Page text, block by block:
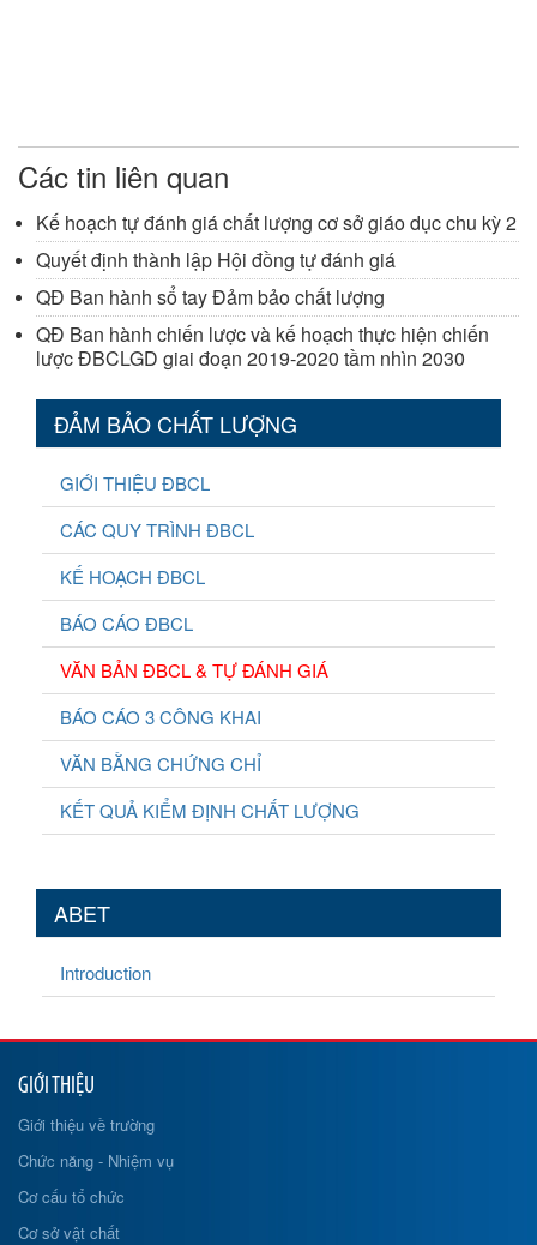
Các tin liên quan
Kế hoạch tự đánh giá chất lượng cơ sở giáo dục chu kỳ 2
Quyết định thành lập Hội đồng tự đánh giá
QĐ Ban hành sổ tay Đảm bảo chất lượng
QĐ Ban hành chiến lược và kế hoạch thực hiện chiến
lược ĐBCLGD giai đoạn 2019-2020 tầm nhìn 2030
ĐẢM BẢO CHẤT LƯỢNG
GIỚI THIỆU ĐBCL
CÁC QUY TRÌNH ĐBCL
KẾ HOẠCH ĐBCL
BÁO CÁO ĐBCL
VĂN BẢN ĐBCL & TỰ ĐÁNH GIÁ
BÁO CÁO 3 CÔNG KHAI
VĂN BẰNG CHỨNG CHỈ
KẾT QUẢ KIỂM ĐỊNH CHẤT LƯỢNG
ABET
Introduction
GIỚI THIỆU
Giới thiệu về trường
Chức năng - Nhiệm vụ
Cơ cấu tổ chức
Cơ sở vật chất